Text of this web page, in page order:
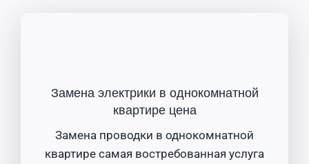
Замена электрики в однокомнатной
квартире цена
Замена проводки в однокомнатной
квартире самая востребованная услуга